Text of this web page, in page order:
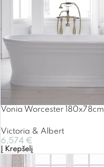
Vonia Worcester 180x78cm
Victoria & Albert
6,574 €
Į Krepšelį